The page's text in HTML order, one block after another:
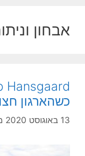
אבחון
כשהארגון
13 באוגוסט 2020